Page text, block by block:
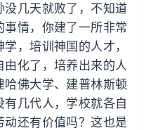
几天就败了，不知道
情，你建了一所非常
，培训神国的人才，
化了，培养出来的人
佛大学、建普林斯顿
几代人，学校就各自
还有价值吗？这也是